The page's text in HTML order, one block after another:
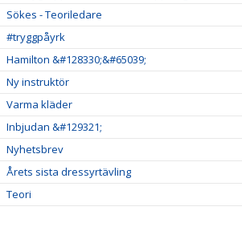
Sökes - Teoriledare
#tryggpåyrk
Hamilton &#128330;&#65039;
Ny instruktör
Varma kläder
Inbjudan &#129321;
Nyhetsbrev
Årets sista dressyrtävling
Teori